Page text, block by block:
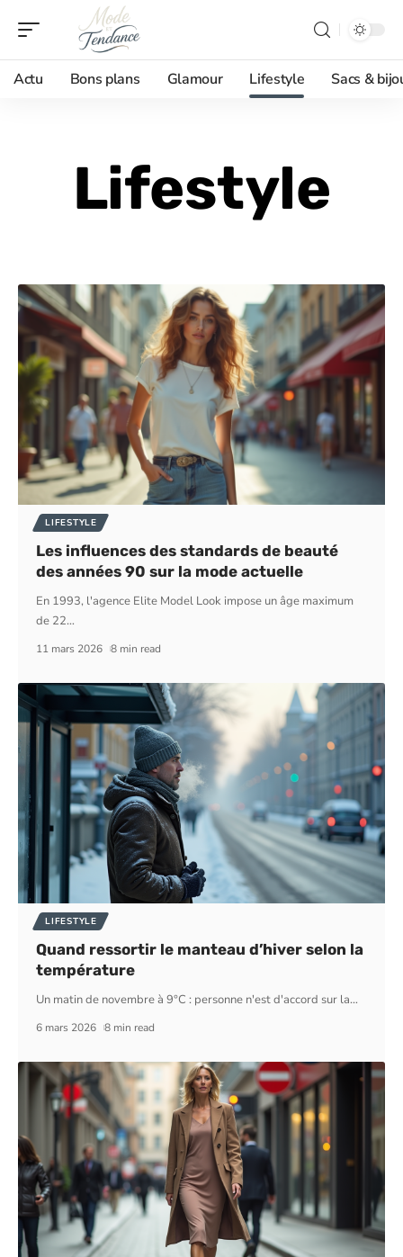
Actu Bons plans Glamour Lifestyle Sacs &
Lifestyle
LIFESTYLE
Les influences des standards de beauté
des années 90 sur la mode actuelle
En 1993, l'agence Elite Model Look impose un âge maximum
de 22…
11 mars 2026 8 min read
LIFESTYLE
Quand ressortir le manteau d’hiver selon la
température
Un matin de novembre à 9°C : personne n'est d'accord sur la…
6 mars 2026 8 min read